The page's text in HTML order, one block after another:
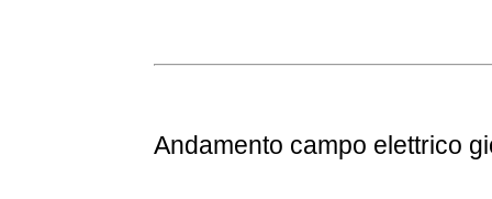
Andamento campo elettrico